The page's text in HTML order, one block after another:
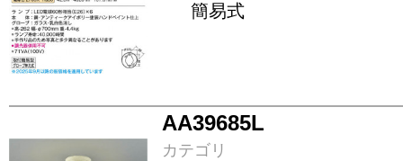
簡易式
AA39685L
カテゴリ